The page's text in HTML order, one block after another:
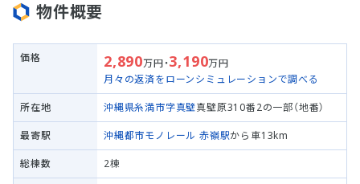
物件概要
価格 2,890万円・3,190万円
月々の返済をローンシミュレーションで調べる
所在地 沖縄県糸満市字真壁真壁原310番2の一部（地番）
最寄駅 沖縄都市モノレール 赤嶺駅から車13km
総棟数 2棟